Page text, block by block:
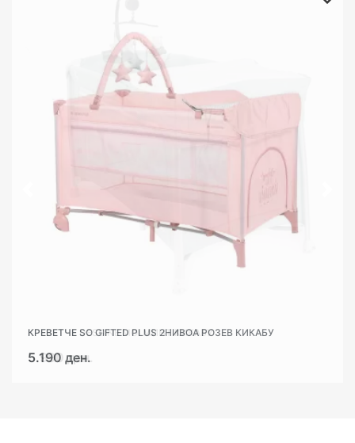
КРЕВЕТЧЕ SO GIFTED PLUS 2НИВОА РОЗЕВ КИКАБУ
5.190 ден.
КРЕВЕТЧЕ DESSINE MOI МИНТ КИКАБУ
5.990 ден.